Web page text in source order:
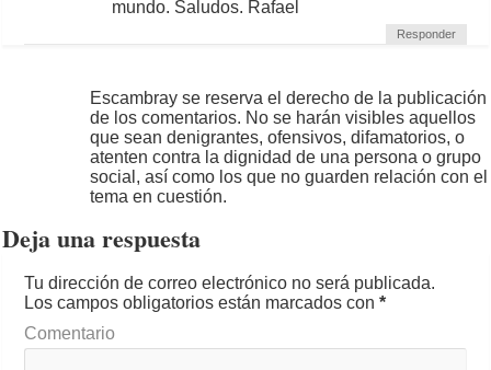
mundo. Saludos. Rafael
Responder
Escambray se reserva el derecho de la publicación
de los comentarios. No se harán visibles aquellos
que sean denigrantes, ofensivos, difamatorios, o
atenten contra la dignidad de una persona o grupo
social, así como los que no guarden relación con el
tema en cuestión.
Deja una respuesta
Tu dirección de correo electrónico no será publicada.
Los campos obligatorios están marcados con*
Comentario